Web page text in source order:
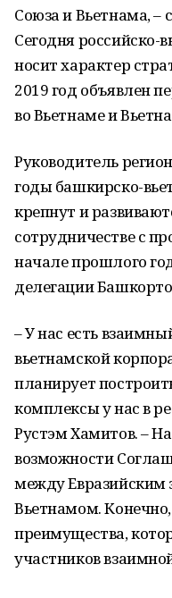
Союза и Вьетнама, –
Сегодня российско-
носит характер
2019 год объявлен
во Вьетнаме и
Руководитель
годы башкирско-
крепнут и
сотрудничестве с
начале прошлого
делегации
– У нас есть
вьетнамской
планирует
комплексы у нас в
Рустэм Хамитов. –
возможности
между Евразийским
Вьетнамом.
преимущества,
участников